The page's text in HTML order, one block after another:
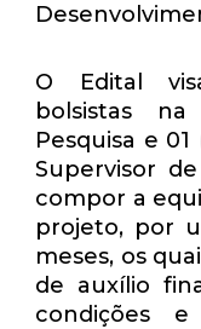
O Edital
bolsistas
Pesquisa e
Supervisor
compor a
projeto, por
meses, os
de auxílio
condições